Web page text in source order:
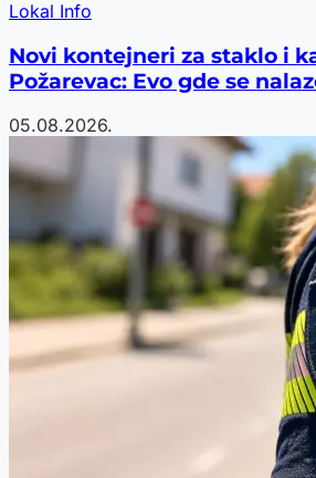
Lokal Info
Novi kontejneri za staklo i
Požarevac: Evo gde se
05.08.2026.